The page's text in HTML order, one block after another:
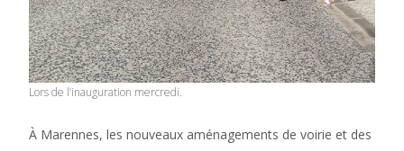
Lors de l’inauguration mercredi.
À Marennes, les nouveaux aménagements de voirie et des